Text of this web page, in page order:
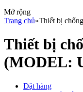
Mở rộng
Trang chủ»Thiết bị
Thiết bị
(MODEL:
Đặt hàng